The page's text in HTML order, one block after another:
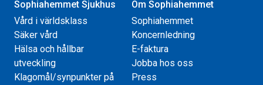
Sophiahemmet Sjukhus
Vård i världsklass
Säker vård
Hälsa och hållbar
utveckling
Klagomål/synpunkter på
Om Sophiahemmet
Sophiahemmet
Koncernledning
E-faktura
Jobba hos oss
Press